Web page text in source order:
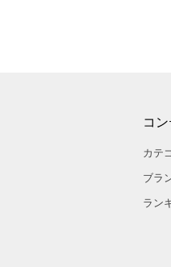
コ
カテ
ブラ
ラン